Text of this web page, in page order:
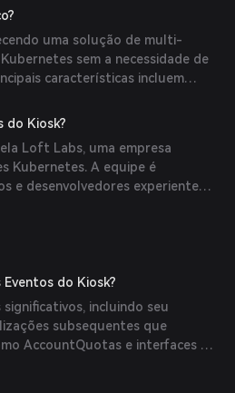
justa dos recursos entre os
uma solução de multi-
sem a necessidade de
características incluem
de namespaces, cotas de
integração com os mecanismos
do Kiosk?
Loft Labs, uma empresa
Kubernetes. A equipe é
e desenvolvedores experientes
de multi-inquilinos
do Kiosk?
incluindo seu
subsequentes que
AccountQuotas e interfaces de
com várias organizações
na comunidade Kubernetes.